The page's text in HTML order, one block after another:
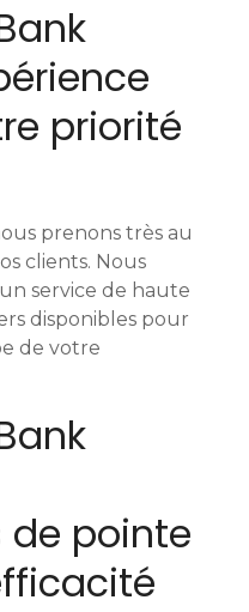
priorité
prenons très au
clients. Nous
service de haute
disponibles pour
de votre
de pointe